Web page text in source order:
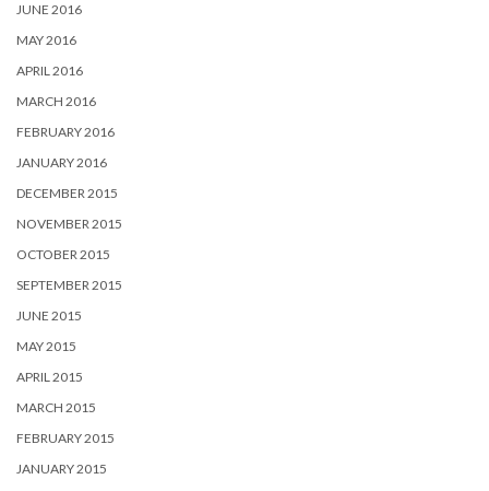
JUNE 2016
MAY 2016
APRIL 2016
MARCH 2016
FEBRUARY 2016
JANUARY 2016
DECEMBER 2015
NOVEMBER 2015
OCTOBER 2015
SEPTEMBER 2015
JUNE 2015
MAY 2015
APRIL 2015
MARCH 2015
FEBRUARY 2015
JANUARY 2015